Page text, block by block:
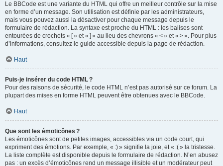
Le BBCode est une variante du HTML qui offre un meilleur contrôle sur la mise
en forme d’un message. Son utilisation est définie par les administrateurs,
mais vous pouvez aussi la désactiver pour chaque message depuis le
formulaire de rédaction. La syntaxe est proche du HTML : les balises sont
entourées de crochets « [ » et « ] » au lieu des chevrons « < » et « > ». Pour plus
d’informations, consultez le guide accessible depuis la page de rédaction.
Haut
Puis-je insérer du code HTML ?
Pour des raisons de sécurité, le code HTML n’est pas autorisé sur ce forum. La
plupart des mises en forme HTML peuvent être obtenues avec le BBCode.
Haut
Que sont les émoticônes ?
Les émoticônes sont de petites images, accessibles via un code court, qui
expriment des émotions. Par exemple, « :) » signifie la joie, et « :( » la tristesse.
La liste complète est disponible depuis le formulaire de rédaction. N’en abusez
pas : un excès d’émoticônes rend un message illisible et un modérateur peut